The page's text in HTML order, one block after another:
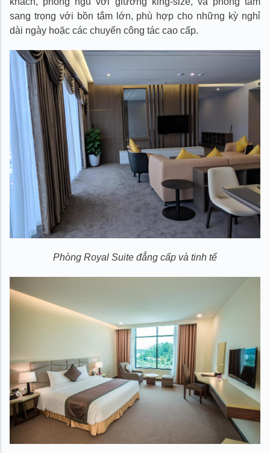
sang trọng với bồn tắm lớn, phù hợp cho những kỳ nghỉ
dài ngày hoặc các chuyến công tác cao cấp.
Phòng Royal Suite đẳng cấp và tinh tế